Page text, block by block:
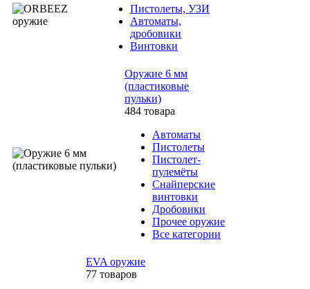
Пистолеты, УЗИ
Автоматы,
дробовики
Винтовки
Оружие 6 мм
(пластиковые
пульки)
484 товара
Автоматы
Пистолеты
Пистолет-
пулемёты
Снайперские
винтовки
Дробовики
Прочее оружие
Все категории
EVA оружие
77 товаров